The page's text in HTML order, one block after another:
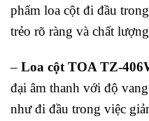
phẩm loa cột đi đầu
trẻo rõ ràng và chất
– Loa cột TOA TZ-
đại âm thanh với độ
như đi đầu trong việc